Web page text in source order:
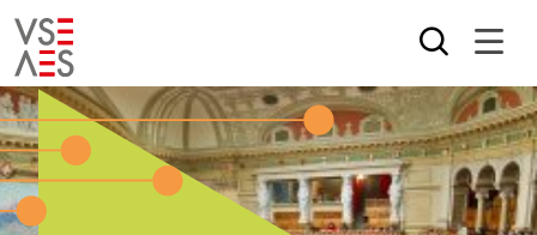
Aller
au
contenu
principal